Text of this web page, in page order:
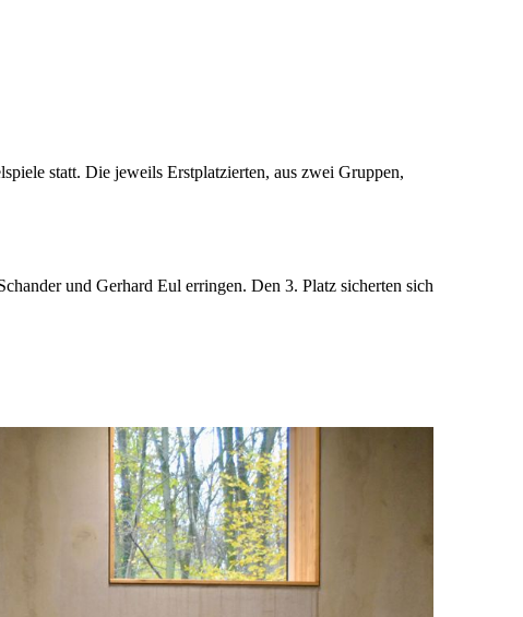
statt. Die jeweils Erstplatzierten, aus zwei Gruppen,
und Gerhard Eul erringen. Den 3. Platz sicherten sich